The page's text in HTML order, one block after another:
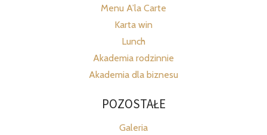
Menu A’la Carte
Karta win
Lunch
Akademia rodzinnie
Akademia dla biznesu
POZOSTAŁE
Galeria